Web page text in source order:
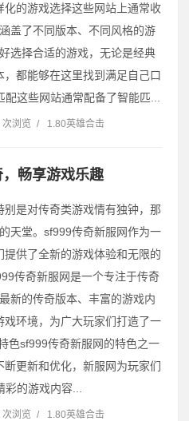
的游戏选择这些网站上通常收
盖了不同版本、不同风格的游
选择合适的游戏，无论是经典
都能够在这里找到满足自己口
这些网站通常配备了智能匹...
浏览 / 1.80英雄合击
畅享游戏乐趣
是对传奇类游戏情有独钟，那
天堂。sf999传奇新服网作为一
供了全新的游戏体验和无限的
传奇新服网是一个专注于传奇
新的传奇版本、丰富的游戏内
环境，为广大玩家们打造了一
色sf999传奇新服网的特色之一
更新和优化，新服网为玩家们
的游戏内容...
浏览 / 1.80英雄合击